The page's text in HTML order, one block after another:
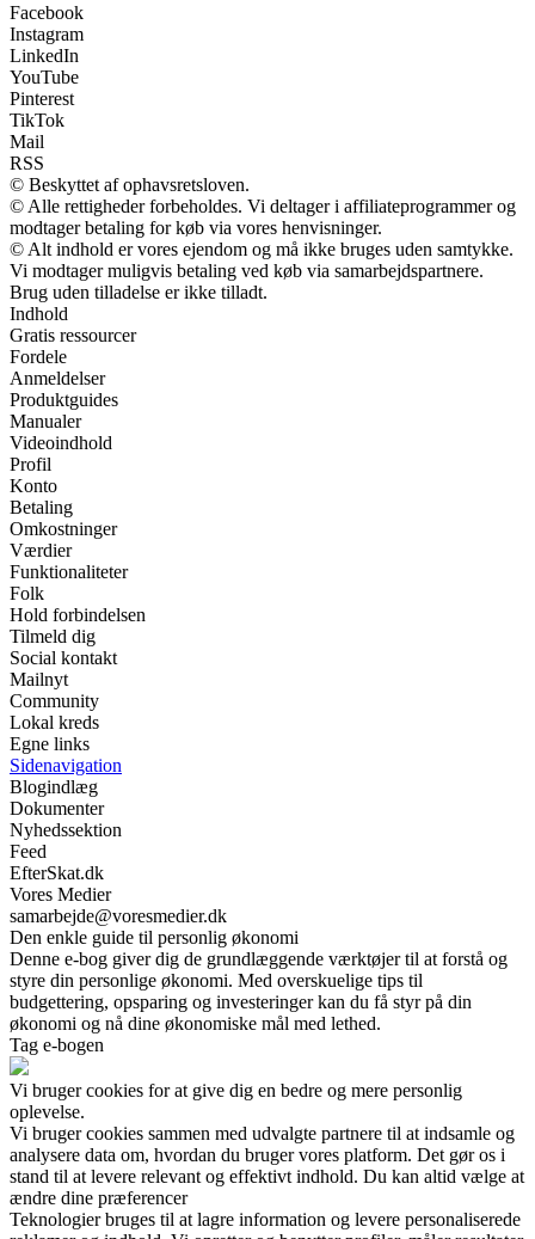
Facebook
Instagram
LinkedIn
YouTube
Pinterest
TikTok
Mail
RSS
© Beskyttet af ophavsretsloven.
© Alle rettigheder forbeholdes. Vi deltager i affiliateprogrammer og
modtager betaling for køb via vores henvisninger.
© Alt indhold er vores ejendom og må ikke bruges uden samtykke.
Vi modtager muligvis betaling ved køb via samarbejdspartnere.
Brug uden tilladelse er ikke tilladt.
Indhold
Gratis ressourcer
Fordele
Anmeldelser
Produktguides
Manualer
Videoindhold
Profil
Konto
Betaling
Omkostninger
Værdier
Funktionaliteter
Folk
Hold forbindelsen
Tilmeld dig
Social kontakt
Mailnyt
Community
Lokal kreds
Egne links
Sidenavigation
Blogindlæg
Dokumenter
Nyhedssektion
Feed
EfterSkat.dk
Vores Medier
samarbejde@voresmedier.dk
Den enkle guide til personlig økonomi
Denne e-bog giver dig de grundlæggende værktøjer til at forstå og
styre din personlige økonomi. Med overskuelige tips til
budgettering, opsparing og investeringer kan du få styr på din
økonomi og nå dine økonomiske mål med lethed.
Tag e-bogen
Vi bruger cookies for at give dig en bedre og mere personlig
oplevelse.
Vi bruger cookies sammen med udvalgte partnere til at indsamle og
analysere data om, hvordan du bruger vores platform. Det gør os i
stand til at levere relevant og effektivt indhold. Du kan altid vælge at
ændre dine præferencer
Teknologier bruges til at lagre information og levere personaliserede